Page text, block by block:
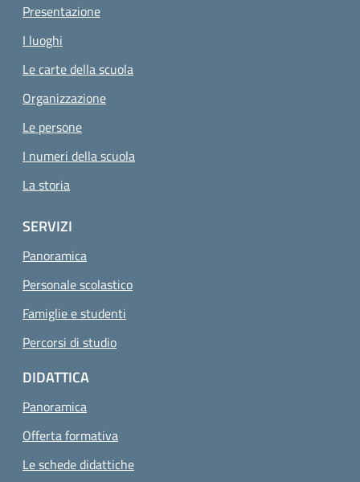
Presentazione
I luoghi
Le carte della scuola
Organizzazione
Le persone
I numeri della scuola
La storia
SERVIZI
Panoramica
Personale scolastico
Famiglie e studenti
Percorsi di studio
DIDATTICA
Panoramica
Offerta formativa
Le schede didattiche